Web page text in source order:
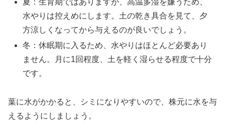
夏：生育期ではありますが、高温多湿を嫌うため、
水やりは控えめにします。土の乾き具合を見て、夕
方涼しくなってから与えるのが良いでしょう。
冬：休眠期に入るため、水やりはほとんど必要あり
ません。月に1回程度、土を軽く湿らせる程度で十分
です。
葉に水がかかると、シミになりやすいので、株元に水を与
えるようにしましょう。